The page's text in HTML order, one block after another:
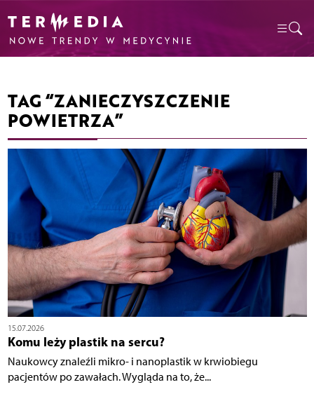
TAG “ZANIECZYSZCZENIE
POWIETRZA”
15.07.2026
Komu leży plastik na sercu?
Naukowcy znaleźli mikro- i nanoplastik w krwiobiegu
pacjentów po zawałach. Wygląda na to, że...